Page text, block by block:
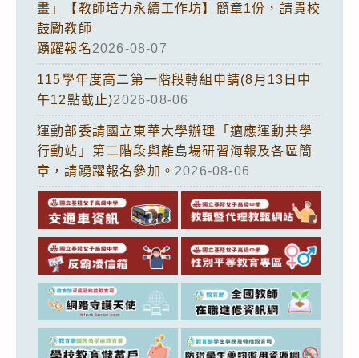
畫」【教師培力永續工作坊】簡章1份，請貴校
鼓勵教師
踴躍報名2026-08-07
115學年度高二第一階段轉組申請(8月13日中
午12點截止)2026-08-06
運動部委請國立東華大學辦理「適應運動共學
行動站」第二階段與離島場研習海報及各區簡
章，請踴躍報名參加。 2026-08-06